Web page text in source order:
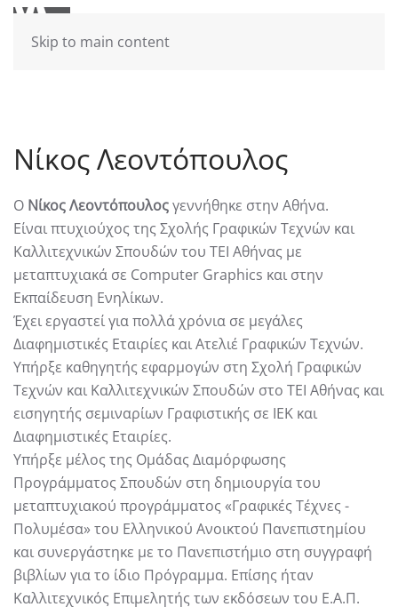
Skip to main content
Νίκος Λεοντόπουλος
Ο Νίκος Λεοντόπουλοςγεννήθηκε στην Αθήνα.
Είναι πτυχιούχος της Σχολής Γραφικών Τεχνών και
Καλλιτεχνικών Σπουδών του ΤΕΙ Αθήνας με
μεταπτυχιακά σε Computer Graphics και στην
Εκπαίδευση Ενηλίκων.
Έχει εργαστεί για πολλά χρόνια σε μεγάλες
Διαφημιστικές Εταιρίες και Ατελιέ Γραφικών Τεχνών.
Υπήρξε καθηγητής εφαρμογών στη Σχολή Γραφικών
Τεχνών και Καλλιτεχνικών Σπουδών στο ΤΕΙ Αθήνας και
εισηγητής σεμιναρίων Γραφιστικής σε ΙΕΚ και
Διαφημιστικές Εταιρίες.
Υπήρξε μέλος της Ομάδας Διαμόρφωσης
Προγράμματος Σπουδών στη δημιουργία του
μεταπτυχιακού προγράμματος «Γραφικές Τέχνες -
Πολυμέσα» του Ελληνικού Ανοικτού Πανεπιστημίου
και συνεργάστηκε με το Πανεπιστήμιο στη συγγραφή
βιβλίων για το ίδιο Πρόγραμμα. Επίσης ήταν
Καλλιτεχνικός Επιμελητής των εκδόσεων του Ε.Α.Π.